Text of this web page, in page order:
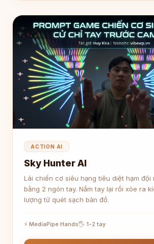
ACTION AI
Sky Hunter AI
Lái chiến cơ siêu hạng tiêu diệt hạm đội
bằng 2 ngón tay. Nắm tay lại rồi xòe ra
lượng tử quét sạch bản đồ.
⚡ MediaPipe Hands🖐 1-2 tay